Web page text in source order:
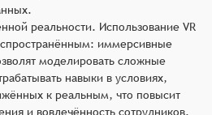
реальности. Использование VR
иммерсивные
моделировать сложные
навыки в условиях,
к реальным, что повысит
и вовлечённость сотрудников.